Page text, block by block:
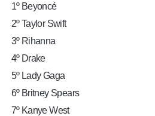
1º Beyoncé
2º Taylor Swift
3º Rihanna
4º Drake
5º Lady Gaga
6º Britney Spears
7º Kanye West